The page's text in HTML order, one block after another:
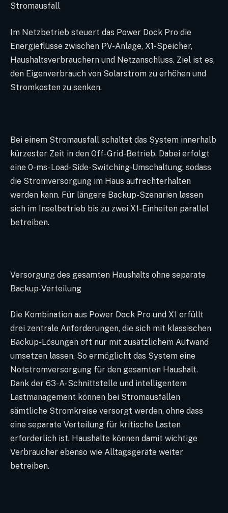
Stromausfall
Im Netzbetrieb steuert das Power Dock Pro die
Energieflüsse zwischen PV-Anlage, X1-Speicher,
Haushaltsverbrauchern und Netzanschluss. Ziel ist es,
den Eigenverbrauch von Solarstrom zu erhöhen und
Stromkosten zu senken.
Bei einem Stromausfall schaltet das System innerhalb
kürzester Zeit in den Off-Grid-Betrieb. Dabei erfolgt
eine 0-ms-Load-Side-Switching-Umschaltung, sodass
die Stromversorgung im Haus aufrechterhalten
werden kann. Für längere Backup-Szenarien lassen
sich im Inselbetrieb bis zu zwei X1-Einheiten parallel
betreiben.
Versorgung des gesamten Haushalts ohne separate
Backup-Verteilung
Die Kombination aus Power Dock Pro und X1 erfüllt
drei zentrale Anforderungen, die sich mit klassischen
Backup-Lösungen oft nur mit zusätzlichem Aufwand
umsetzen lassen. So ermöglicht das System eine
Notstromversorgung für den gesamten Haushalt.
Dank der 63-A-Schnittstelle und intelligentem
Lastmanagement können bei Stromausfällen
sämtliche Stromkreise versorgt werden, ohne dass
eine separate Verteilung für kritische Lasten
erforderlich ist. Haushalte können damit wichtige
Verbraucher ebenso wie Alltagsgeräte weiter
betreiben.